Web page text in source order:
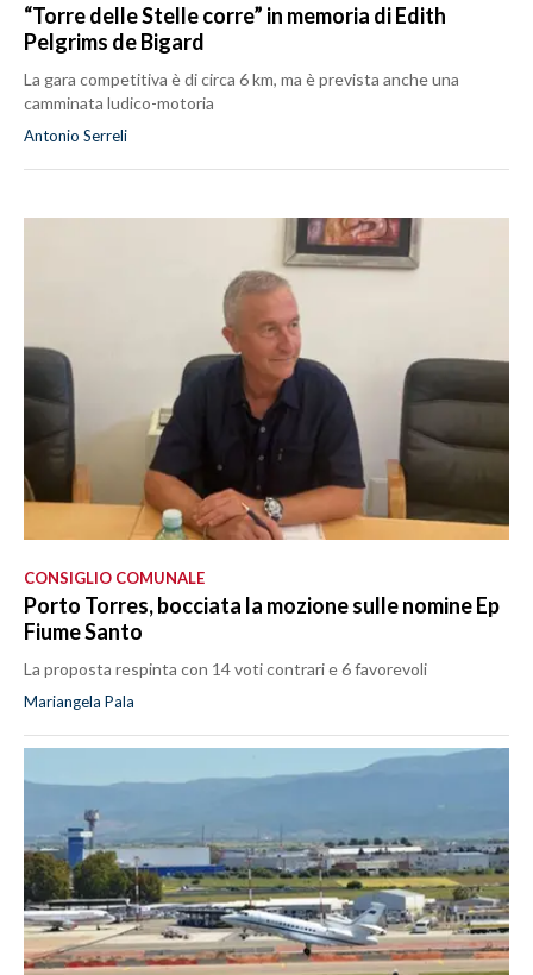
“Torre delle Stelle corre” in memoria di Edith
Pelgrims de Bigard
La gara competitiva è di circa 6 km, ma è prevista anche una
camminata ludico-motoria
Antonio Serreli
CONSIGLIO COMUNALE
Porto Torres, bocciata la mozione sulle nomine Ep
Fiume Santo
La proposta respinta con 14 voti contrari e 6 favorevoli
Mariangela Pala